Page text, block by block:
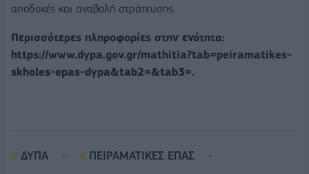
αποδοχές και αναβολή στράτευσης.
Περισσότερες πληροφορίες στην ενότητα:
https://www.dypa.gov.gr/mathitia?tab=peiramatikes-
skholes-epas-dypa&tab2=&tab3=.
ΔΥΠΑ
ΠΕΙΡΑΜΑΤΙΚΕΣ ΕΠΑΣ